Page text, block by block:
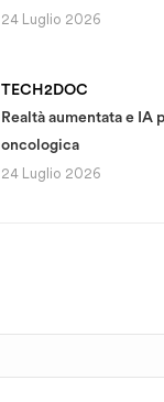
24 Luglio 2026
TECH2DOC
Realtà aumentata e IA
oncologica
24 Luglio 2026